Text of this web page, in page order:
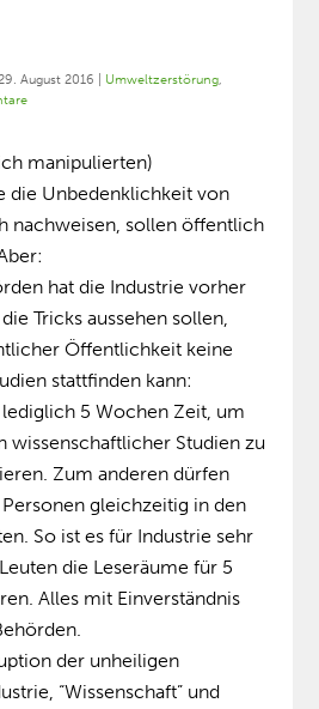
August 2016 Umweltzerstörung,
manipulierten)
die Unbedenklichkeit von
nachweisen, sollen öffentlich
hat die Industrie vorher
Tricks aussehen sollen,
Öffentlichkeit keine
stattfinden kann:
5 Wochen Zeit, um
wissenschaftlicher Studien zu
Zum anderen dürfen
gleichzeitig in den
So ist es für Industrie sehr
die Leseräume für 5
Alles mit Einverständnis
der unheiligen
“Wissenschaft” und